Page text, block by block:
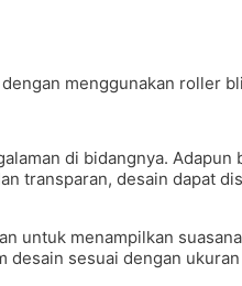
menggunakan roller
di bidangnya.
desain dapat
menampilkan
sesuai dengan